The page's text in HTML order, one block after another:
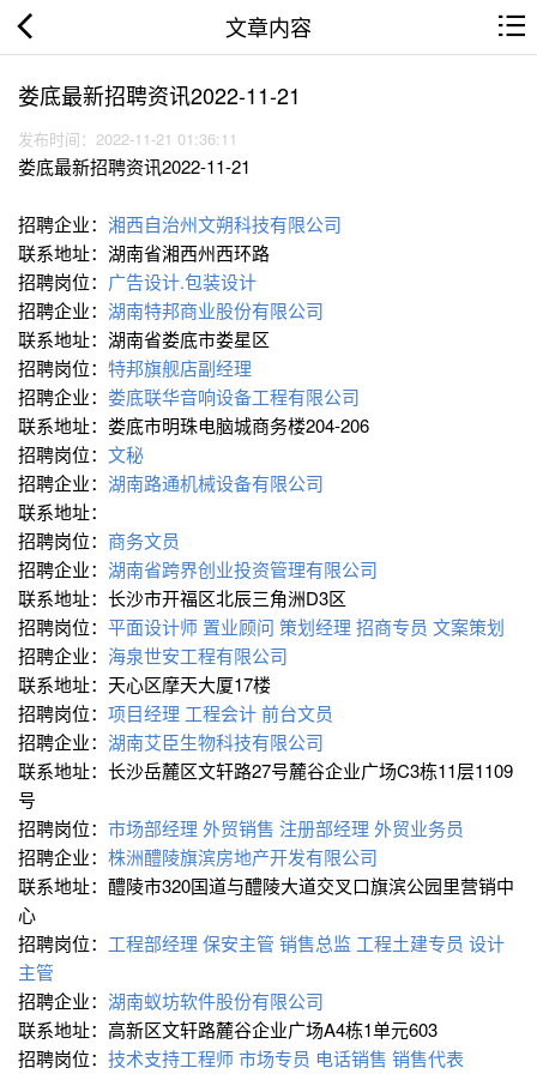
文章内容
娄底最新招聘资讯2022-11-21
发布时间：2022-11-21 01:36:11
娄底最新招聘资讯2022-11-21
招聘企业： 湘西自治州文朔科技有限公司
联系地址：湖南省湘西州西环路
招聘岗位： 广告设计.包装设计
招聘企业： 湖南特邦商业股份有限公司
联系地址：湖南省娄底市娄星区
招聘岗位： 特邦旗舰店副经理
招聘企业： 娄底联华音响设备工程有限公司
联系地址：娄底市明珠电脑城商务楼204-206
招聘岗位： 文秘
招聘企业： 湖南路通机械设备有限公司
联系地址：
招聘岗位： 商务文员
招聘企业： 湖南省跨界创业投资管理有限公司
联系地址：长沙市开福区北辰三角洲D3区
招聘岗位： 平面设计师 置业顾问 策划经理 招商专员 文案策划
招聘企业： 海泉世安工程有限公司
联系地址：天心区摩天大厦17楼
招聘岗位： 项目经理 工程会计前台文员
招聘企业： 湖南艾臣生物科技有限公司
联系地址：长沙岳麓区文轩路27号麓谷企业广场C3栋11层1109
号
招聘岗位： 市场部经理 外贸销售 注册部经理 外贸业务员
招聘企业： 株洲醴陵旗滨房地产开发有限公司
联系地址：醴陵市320国道与醴陵大道交叉口旗滨公园里营销中
心
招聘岗位： 工程部经理 保安主管 销售总监 工程土建专员 设计
主管
招聘企业： 湖南蚁坊软件股份有限公司
联系地址：高新区文轩路麓谷企业广场A4栋1单元603
招聘岗位： 技术支持工程师市场专员 电话销售 销售代表